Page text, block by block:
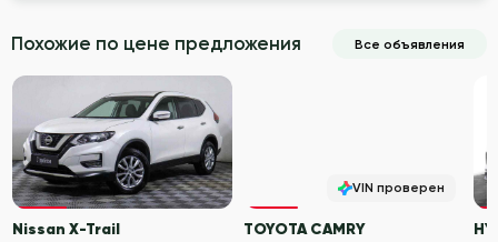
Похожие по цене предложения Все объявления
VIN проверен
Nissan X-Trail
VIN проверен
TOYOTA CAMRY